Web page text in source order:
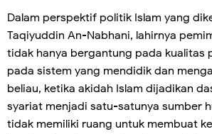
Dalam perspektif politik Islam yang
Taqiyuddin An-Nabhani, lahirnya
tidak hanya bergantung pada kualitas
pada sistem yang mendidik dan
beliau, ketika akidah Islam dijadikan
syariat menjadi satu-satunya sumber
tidak memiliki ruang untuk membuat